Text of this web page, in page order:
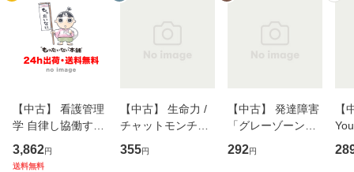
【中古】 看護管理
学 自律し協働する
専門職の看護マネ
ジメントスキル 改
3,862円
送料無料
【中古】 生命力 /
チャットモンチー /
キューンレコード
[CD]【メール便送
355円
【中古】 発達障害
「グレーゾーン」
その正しい理解と
克服法 (SB新書 57
292円
【
のが